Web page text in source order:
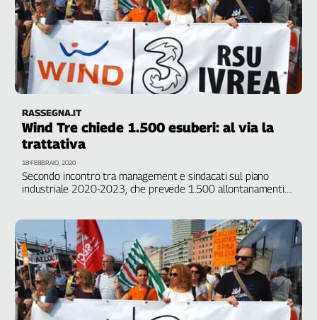
Nidil
Slc
Spi
Inca
Caaf
Speciali
G8
Genova,
sangue
ragione
120
anni
Cgil
Collettiva
Academy
RASSEGNA.IT
Wind Tre chiede 1.500 esuberi: al via la
trattativa
Secondo incontro tra management e sindacati sul piano
industriale 2020-2023, che prevede 1.500 allontanamenti.
18 FEBBRAIO, 2020